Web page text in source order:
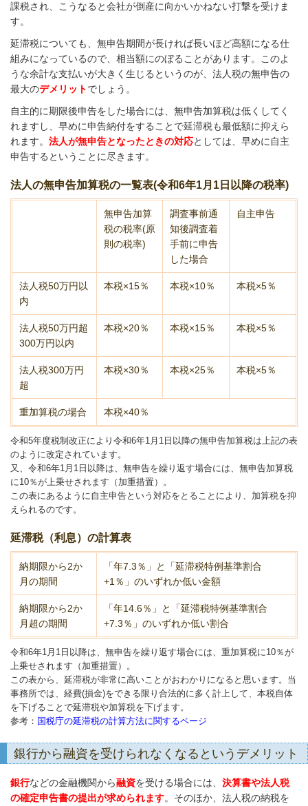
課税され、こうなると会社が倒産に向かいかねない打撃を受けま
す。
延滞税についても、無申告期間が長ければ長いほど高額になる仕
組みになっているので、相当額にのぼることがあります。このよ
うな余計な支払いが大きく生じるというのが、法人税の無申告の
最大のデメリットでしょう。
自主的に期限後申告をした場合には、無申告加算税は低くしてく
れますし、早めに申告納付をすることで延滞税も最低額に抑えら
れます。 法人が無申告となったときの対応としては、早めに自主
申告するということに尽きます。
法人の無申告加算税の一覧表(令和6年1月1日以降の税率)
無申告加算
税の税率(原
則の税率)
調査事前通
知後調査着
手前に申告
した場合
自主申告
法人税50万円以
内
本税×15％ 本税×10％ 本税×5％
法人税50万円超
300万円以内
本税×20％ 本税×15％ 本税×5％
法人税300万円
超
本税×30％ 本税×25％ 本税×5％
重加算税の場合 本税×40％
令和5年度税制改正により令和6年1月1日以降の無申告加算税は上記の表
のように改定されています。
又、令和6年1月1日以降は、無申告を繰り返す場合には、無申告加算税
に10％が上乗せされます（加重措置）。
この表にあるように自主申告という対応をとることにより、加算税を抑
えられるのです。
延滞税（利息）の計算表
納期限から2か
月の期間
「年7.3％」と「延滞税特例基準割合
+1％」のいずれか低い金額
納期限から2か
月超の期間
「年14.6％」と「延滞税特例基準割合
+7.3％」のいずれか低い割合
令和6年1月1日以降は、無申告を繰り返す場合には、重加算税に10％が
上乗せされます（加重措置）。
この表から、延滞税が非常に高いことがおわかりになると思います。当
事務所では、経費(損金)をできる限り合法的に多く計上して、本税自体
を下げることで延滞税や加算税を下げます。
参考： 国税庁の延滞税の計算方法に関するページ
銀行から融資を受けられなくなるというデメリット
銀行などの金融機関から融資を受ける場合には、 決算書や法人税
の確定申告書の提出が求められます。そのほか、法人税の納税を